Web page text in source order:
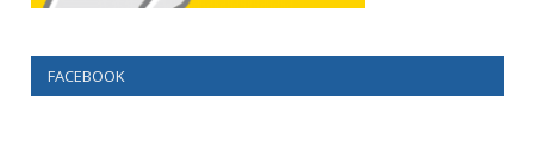
FACEBOOK